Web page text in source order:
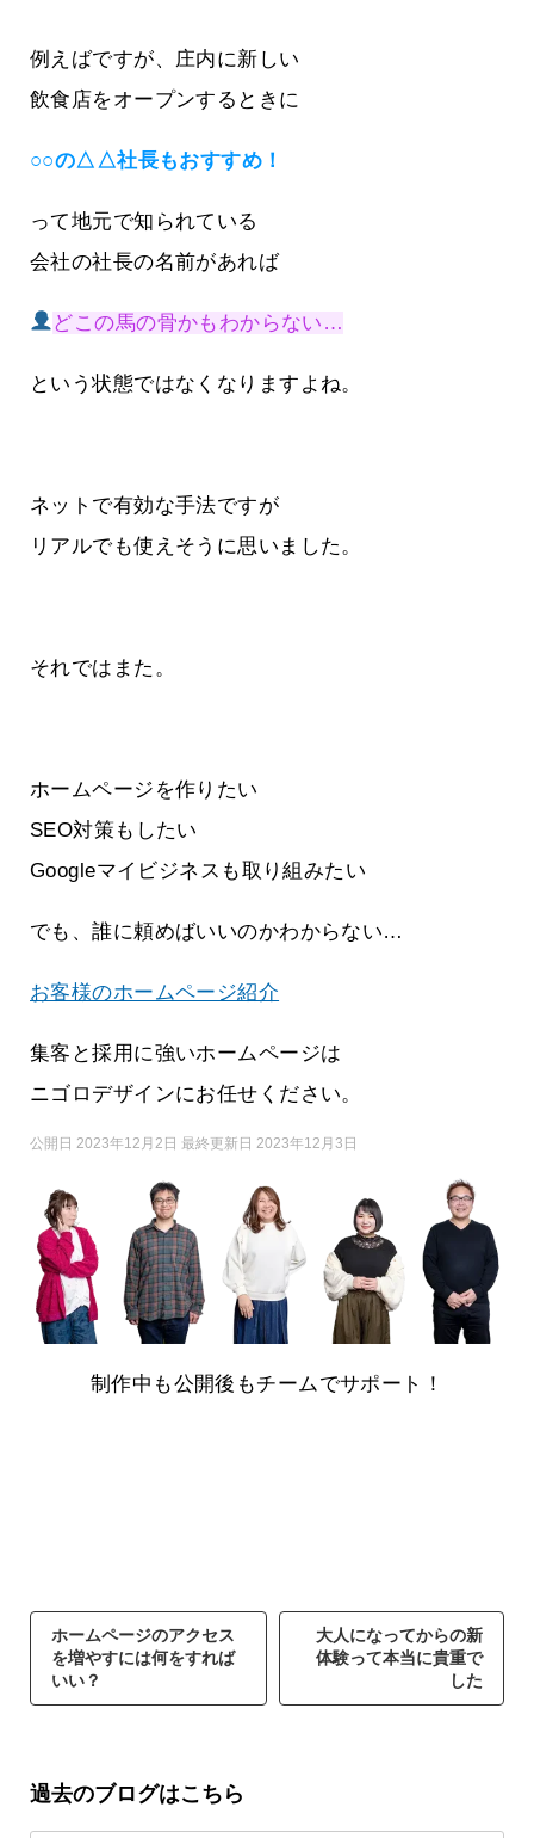
例えばですが、庄内に新しい
飲食店をオープンするときに
○○の△△社長もおすすめ！
って地元で知られている
会社の社長の名前があれば
どこの馬の骨かもわからない…
という状態ではなくなりますよね。
ネットで有効な手法ですが
リアルでも使えそうに思いました。
それではまた。
ホームページを作りたい
SEO対策もしたい
Googleマイビジネスも取り組みたい
でも、誰に頼めばいいのかわからない…
お客様のホームページ紹介
集客と採用に強いホームページは
ニゴロデザインにお任せください。
公開日 2023年12月2日 最終更新日 2023年12月3日
制作中も公開後もチームでサポート！
ホームページのアクセス
を増やすには何をすれば
いい？
大人になってからの新
体験って本当に貴重で
した
過去のブログはこちら